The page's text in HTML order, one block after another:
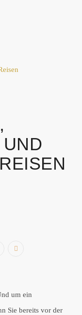
E-
um ein
Sie bereits vor der